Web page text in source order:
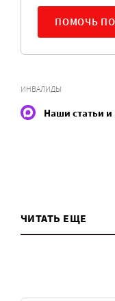
ПОМОЧЬ
ИНВАЛИДЫ
Наши статьи
ЧИТАТЬ ЕЩЕ